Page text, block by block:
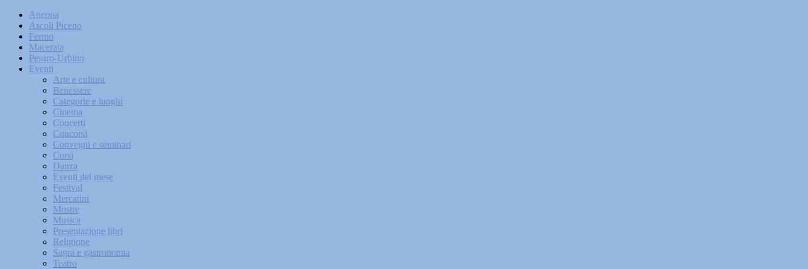
Ancona
Ascoli Piceno
Fermo
Macerata
Pesaro-Urbino
Eventi
Arte e cultura
Benessere
Categorie e luoghi
Cinema
Concerti
Concorsi
Convegni e seminari
Corsi
Danza
Eventi del mese
Festival
Mercatini
Mostre
Musica
Presentazione libri
Religione
Sagra e gastronomia
Teatro